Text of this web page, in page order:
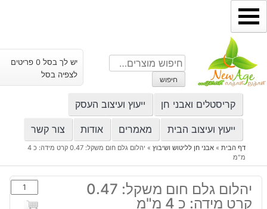
דילוג
לתוכן
חיפוש
עבור:
חיפוש
יש לך בסל 0 פריטים
לצפיה בסל
קריסטלים ואבני חן ייעוץ ועיצוב העסק
ייעוץ ועיצוב הבית מאמרים אודות צור קשר
דף הבית» אבני חן לליטוש ושיבוץ»
יהלום גלם חום משקל: 0.47 קרט מידה: כ 4
מ"מ
יהלום גלם חום משקל: 0.47
קרט מידה: כ 4 מ"מ
כמות
של